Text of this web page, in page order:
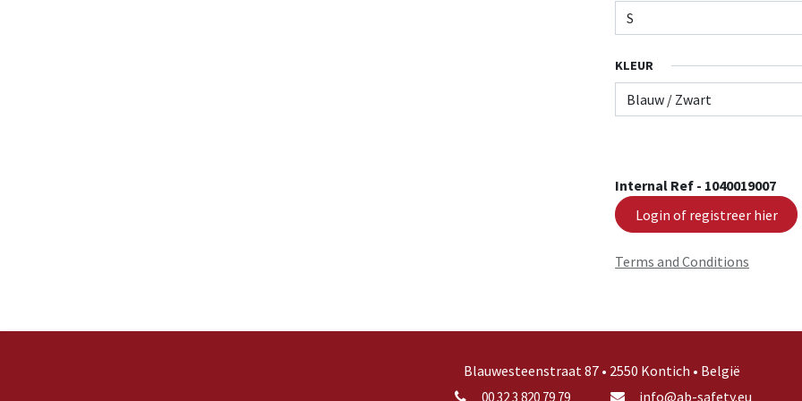
KLEUR
Internal Ref - 1040019007
Login of registreer hier
Terms and Conditions
Blauwesteenstraat 87 • 2550 Kontich • België
00 32 3 820 79 79 info@ab-safety.eu